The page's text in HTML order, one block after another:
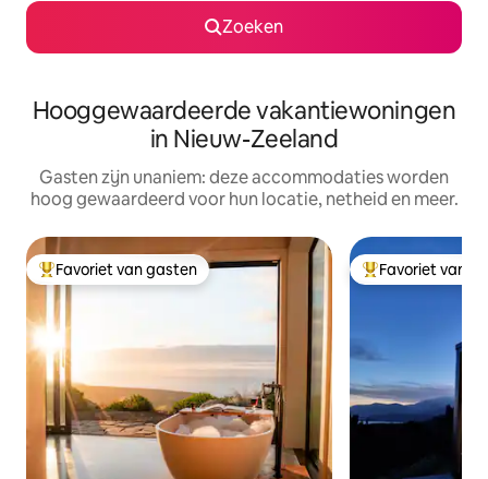
Zoeken
Hooggewaardeerde vakantiewoningen
in Nieuw-Zeeland
Gasten zijn unaniem: deze accommodaties worden
hoog gewaardeerd voor hun locatie, netheid en meer.
Topfavoriet van gasten
Favoriet van gasten Topfavoriet van
Favoriet van